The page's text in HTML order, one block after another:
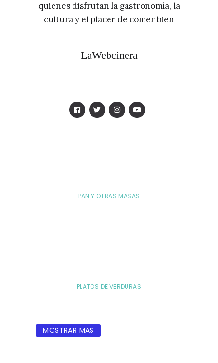
quienes disfrutan la gastronomía, la
cultura y el placer de comer bien
LaWebcinera
PAN Y OTRAS MASAS
PLATOS DE VERDURAS
MOSTRAR MÁS